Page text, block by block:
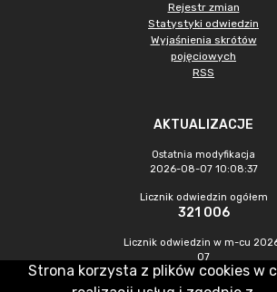
Rejestr zmian
Statystyki odwiedzin
Wyjaśnienia skrótów
pojęciowych
RSS
AKTUALIZACJE
Ostatnia modyfikacja
2026-08-07 10:08:37
Licznik odwiedzin ogółem
321 006
Licznik odwiedzin w m-cu
07
1 065
Strona korzysta z plików cookies w